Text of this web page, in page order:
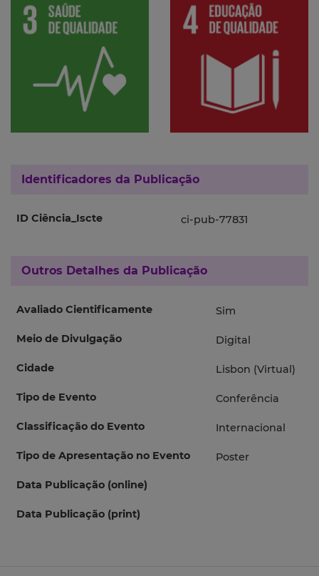
Identificadores da Publicação
ID Ciência_Iscte ci-pub-77831
Outros Detalhes da Publicação
Avaliado Cientificamente Sim
Meio de Divulgação Digital
Cidade Lisbon (Virtual)
Tipo de Evento Conferência
Classificação do Evento Internacional
Tipo de Apresentação no Evento Poster
Data Publicação (online)
Data Publicação (print)